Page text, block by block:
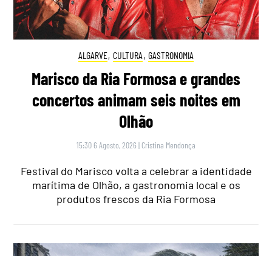
ALGARVE, CULTURA , GASTRONOMIA
Marisco da Ria Formosa e grandes
concertos animam seis noites em
Olhão
15:30 6 Agosto, 2026 | Cristina Mendonça
Festival do Marisco volta a celebrar a identidade
marítima de Olhão, a gastronomia local e os
produtos frescos da Ria Formosa